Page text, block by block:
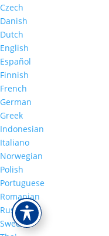
Czech
Danish
Dutch
English
Español
Finnish
French
German
Greek
Indonesian
Italiano
Norwegian
Polish
Portuguese
Romanian
Russian
Swedish